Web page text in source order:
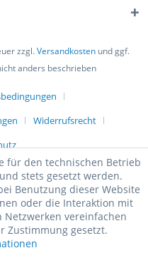
zzgl.Versandkosten und ggf.
anders beschrieben
Widerrufsrecht
für den technischen Betrieb
stets gesetzt werden.
Benutzung dieser Website
oder die Interaktion mit
vereinfachen
Zustimmung gesetzt.